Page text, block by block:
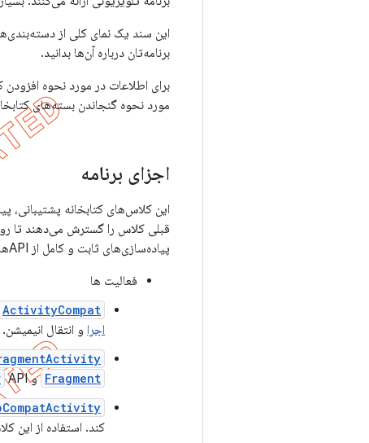
این سند یک نمای کلی از
برنامه‌تان درباره آن‌ها بدانید.
برای اطلاعات در مورد نحوه افزودن
مورد نحوه گنجاندن بسته‌های
اجزای برنامه
این کلاس‌های کتابخانه پشتیبانی،
قبلی کلاس را گسترش می‌دهند تا
پیاده‌سازی‌های ثابت و کامل از APIهای چارچوب هستند.
فعالیت ها
ActivityCompat
اجرا و انتقال انیمیشن.
Fragment وAPI ها ارائه می دهد.
کند. استفاده از این